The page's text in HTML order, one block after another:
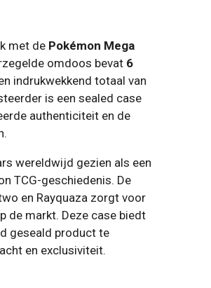
met de Pokémon Mega
omdoos bevat 6
indrukwekkend totaal van
is een sealed case
authenticiteit en de
wereldwijd gezien als een
TCG-geschiedenis. De
en Rayquaza zorgt voor
de markt. Deze case biedt
geseald product te
en exclusiviteit.